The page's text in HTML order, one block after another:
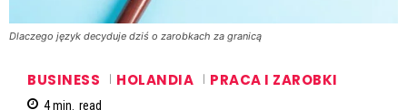
Dlaczego język decyduje dziś o zarobkach za granicą
BUSINESS HOLANDIA PRACA I ZAROBKI
4min. read